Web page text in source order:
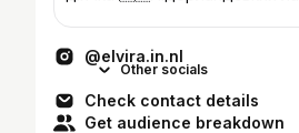
@elvira.in.nl
Other socials
Check contact details
Get audience breakdown